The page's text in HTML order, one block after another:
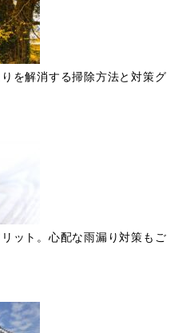
を解消する掃除方法と対策グ
ット。心配な雨漏り対策もご